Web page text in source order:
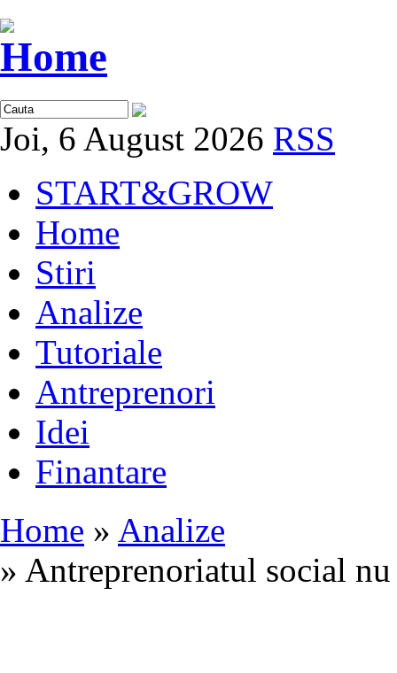
Joi, 6 August 2026 RSS
START&GROW
Home
Stiri
Analize
Tutoriale
Antreprenori
Idei
Finantare
Home » Analize
» Antreprenoriatul social